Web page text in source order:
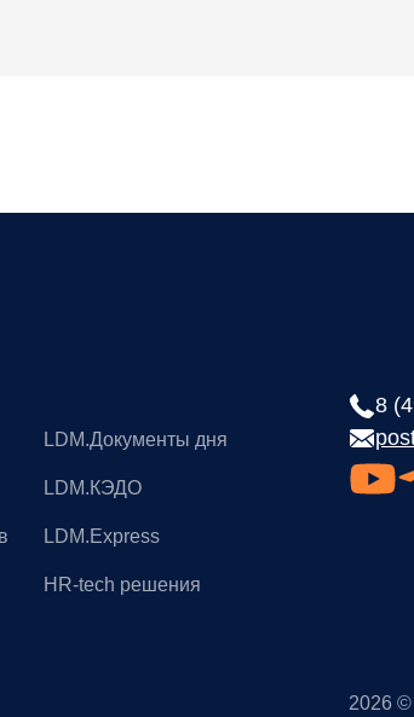
8
2026
LDM.Документы дня
LDM.КЭДО
LDM.Express
HR-tech решения